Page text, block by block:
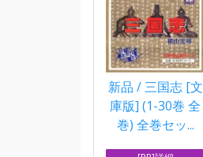
新品 / 三国志 [文
庫版] (1-30巻 全
巻) 全巻セッ...